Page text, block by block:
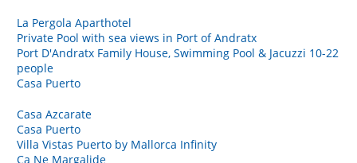
La Pergola Aparthotel
Private Pool with sea views in Port of Andratx
Port D'Andratx Family House, Swimming Pool & Jacuzzi 10-22
people
Casa Puerto
Casa Azcarate
Casa Puerto
Villa Vistas Puerto by Mallorca Infinity
Ca Ne Margalide